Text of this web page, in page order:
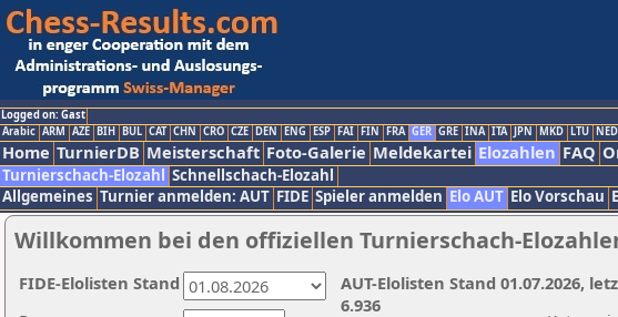
Logged on: Gast
Arabic ARM AZE BIH BUL CAT CHN CRO CZE DEN ENG ESP FAI FIN FRA GER GRE INA ITA JPN MKD LTU NED
Home TurnierDB Meisterschaft Foto-Galerie Meldekartei Elozahlen FAQ
Turnierschach-Elozahl Schnellschach-Elozahl
Allgemeines Turnier anmelden: AUT FIDE Spieler anmelden Elo AUT Elo Vorschau
Willkommen bei den offiziellen Turnierschach-
AUT-Elolisten Stand 01.07.2026,
6.936
FIDE-Elolisten Stand